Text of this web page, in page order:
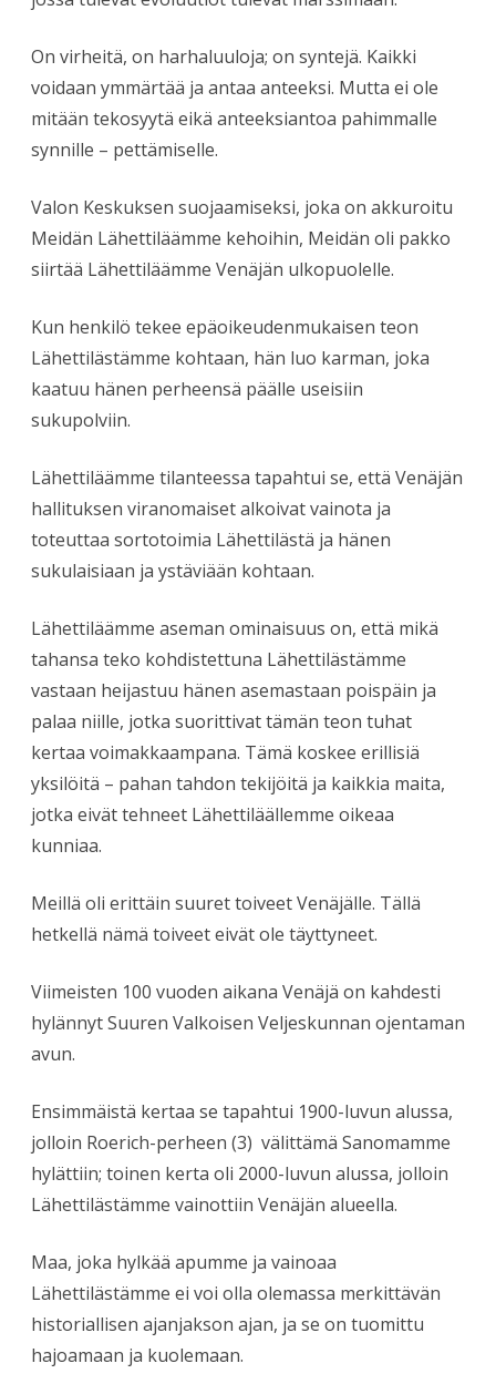
On virheitä, on harhaluuloja; on syntejä. Kaikki
voidaan ymmärtää ja antaa anteeksi. Mutta ei ole
mitään tekosyytä eikä anteeksiantoa pahimmalle
synnille – pettämiselle.
Valon Keskuksen suojaamiseksi, joka on akkuroitu
Meidän Lähettiläämme kehoihin, Meidän oli pakko
siirtää Lähettiläämme Venäjän ulkopuolelle.
Kun henkilö tekee epäoikeudenmukaisen teon
Lähettilästämme kohtaan, hän luo karman, joka
kaatuu hänen perheensä päälle useisiin
sukupolviin.
Lähettiläämme tilanteessa tapahtui se, että Venäjän
hallituksen viranomaiset alkoivat vainota ja
toteuttaa sortotoimia Lähettilästä ja hänen
sukulaisiaan ja ystäviään kohtaan.
Lähettiläämme aseman ominaisuus on, että mikä
tahansa teko kohdistettuna Lähettilästämme
vastaan heijastuu hänen asemastaan poispäin ​​ja
palaa niille, jotka suorittivat tämän teon tuhat
kertaa voimakkaampana. Tämä koskee erillisiä
yksilöitä – pahan tahdon tekijöitä ja kaikkia maita,
jotka eivät tehneet Lähettiläällemme oikeaa
kunniaa.
Meillä oli erittäin suuret toiveet Venäjälle. Tällä
hetkellä nämä toiveet eivät ole täyttyneet.
Viimeisten 100 vuoden aikana Venäjä on kahdesti
hylännyt Suuren Valkoisen Veljeskunnan ojentaman
avun.
Ensimmäistä kertaa se tapahtui 1900-luvun alussa,
jolloin Roerich-perheen (3) välittämä Sanomamme
hylättiin; toinen kerta oli 2000-luvun alussa, jolloin
Lähettilästämme vainottiin Venäjän alueella.
Maa, joka hylkää apumme ja vainoaa
Lähettilästämme ei voi olla olemassa merkittävän
historiallisen ajanjakson ajan, ja se on tuomittu
hajoamaan ja kuolemaan.